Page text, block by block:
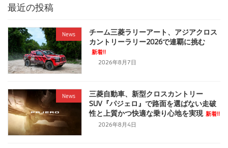
最近の投稿
News
チーム三菱ラリーアート、アジアクロス
カントリーラリー2026で連覇に挑む
新着!!
2026年8月7日
News
三菱自動車、新型クロスカントリー
SUV『パジェロ』で路面を選ばない走破
性と上質かつ快適な乗り心地を実現 新着!!
2026年8月4日